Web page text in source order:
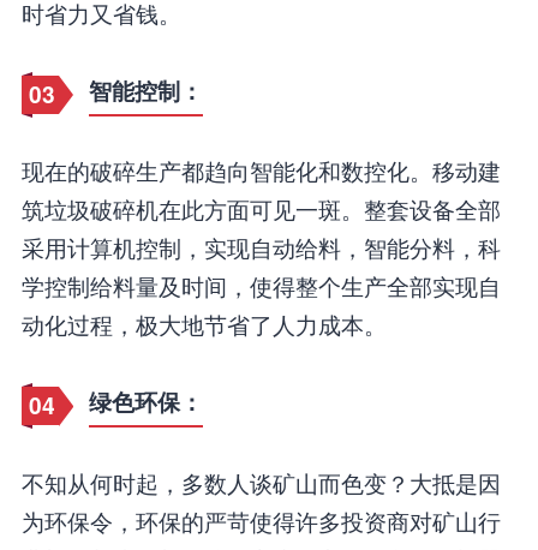
时省力又省钱。
03 智能控制：
现在的破碎生产都趋向智能化和数控化。移动建
筑垃圾破碎机在此方面可见一斑。整套设备全部
采用计算机控制，实现自动给料，智能分料，科
学控制给料量及时间，使得整个生产全部实现自
动化过程，极大地节省了人力成本。
04 绿色环保：
不知从何时起，多数人谈矿山而色变？大抵是因
为环保令，环保的严苛使得许多投资商对矿山行